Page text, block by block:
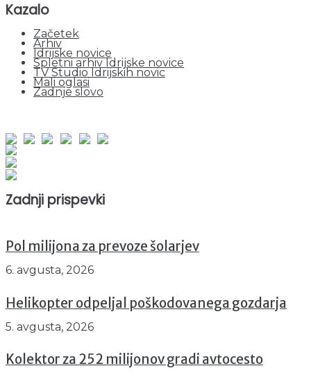
Kazalo
Začetek
Arhiv
Idrijske novice
Spletni arhiv Idrijske novice
TV Studio Idrijskih novic
Mali oglasi
Zadnje slovo
Zadnji prispevki
Pol milijona za prevoze šolarjev
6. avgusta, 2026
Helikopter odpeljal poškodovanega gozdarja
5. avgusta, 2026
Kolektor za 252 milijonov gradi avtocesto